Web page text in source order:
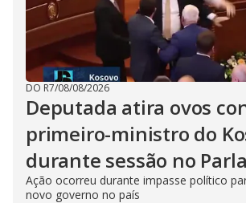
DO R7/08/08/2026
Deputada atira ovos
primeiro-ministro do
durante sessão no
Ação ocorreu durante impasse político
novo governo no país